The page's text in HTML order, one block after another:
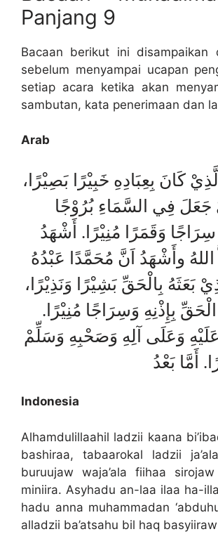
Panjang 9
Bacaan berikut ini disampaikan
sebelum menyampai ucapan
setiap acara ketika akan
sambutan, kata penerimaan dan
Arab
كَانَ بِعِبَادِهِ خَبِيْرًا بَصِيْرًا،
جَعَلَ فِي السَّمَاءِ بُرُوْجًا
وَقَمَرًا مُنِيْرًا. أَشْهَدُ
اللهُ وأَشْهَدُ اَنَّ مُحَمَّدًا عَبْدُهُ
بَعَثَهُ بِالْحَقِّ بَشِيْرًا وَنَذِيْرًا،
بِإِذْنِهِ وَسِرَاجًا مُنِيْرًا.
وَعَلَى آلِهِ وَصَحْبِهِ وَسَلِّمْ
أَمَّا بَعْدُ
Indonesia
Alhamdulillaahil ladzii kaana
bashiraa, tabaarokal ladzii
buruujaw waja’ala fiihaa
miniira. Asyhadu an-laa ilaa ha-
hadu anna muhammadan
alladzii ba’atsahu bil haq